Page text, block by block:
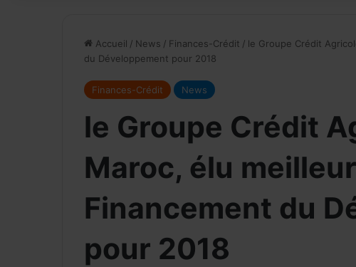
Accueil / News / Finances-Crédit / le Groupe Crédit
du Développement pour 2018
Finances-Crédit News
le Groupe Crédit
Maroc, élu
Financement du
pour 2018